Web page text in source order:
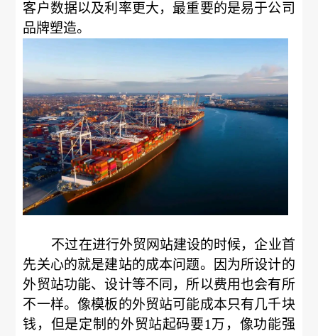
客户数据以及利率更大，最重要的是易于公司
品牌塑造。
不过在进行外贸网站建设的时候，企业首
先关心的就是建站的成本问题。因为所设计的
外贸站功能、设计等不同，所以费用也会有所
不一样。像模板的外贸站可能成本只有几千块
钱，但是定制的外贸站起码要1万，像功能强